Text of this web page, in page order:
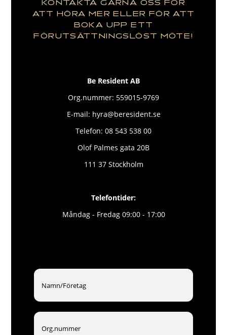
KONTAKTA GÄRNA OSS FÖR
ATT HÖRA MER ELLER FÖR ATT
BOKA UPP ETT
FÖRUTSÄTTNINGSLÖST MÖTE!
Be Resident AB
Org.nummer: 559015-9769
E-mail: hyra@beresident.se
Telefon: 08 543 538 00
Olof Palmes gata 20B
111 37 Stockholm
Telefontider:
Måndag - Fredag 09:00 - 17:00